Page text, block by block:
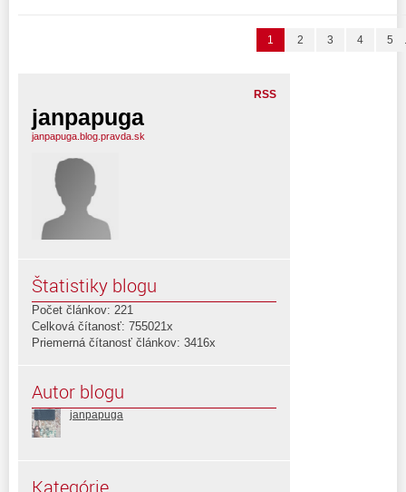
1 2 3 4 5
RSS
janpapuga
janpapuga.blog.pravda.sk
Štatistiky blogu
Počet článkov: 221
Celková čítanosť: 755021x
Priemerná čítanosť článkov: 3416x
Autor blogu
janpapuga